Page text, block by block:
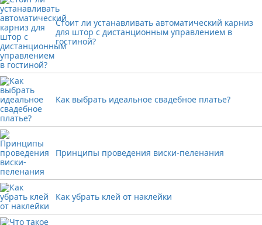
Стоит ли устанавливать автоматический карниз
для штор с дистанционным управлением в
гостиной?
Как выбрать идеальное свадебное платье?
Принципы проведения виски-пеленания
Как убрать клей от наклейки